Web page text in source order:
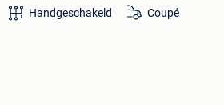
Handgeschakeld Coupé